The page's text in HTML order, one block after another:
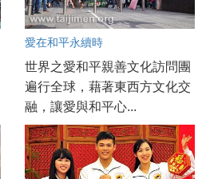
愛在和平永續時
世界之愛和平親善文化訪問團
遍行全球，藉著東西方文化交
融，讓愛與和平心...